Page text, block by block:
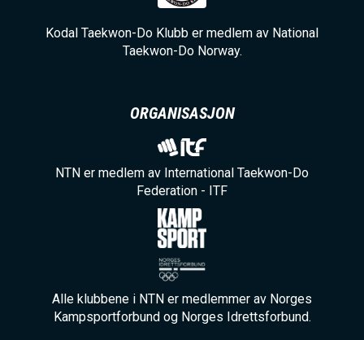
Kodal Taekwon-Do Klubb er medlem av National
Taekwon-Do Norway.
ORGANISASJON
NTN er medlem av International Taekwon-Do
Federation - ITF
Alle klubbene i NTN er medlemmer av Norges
Kampsportforbund og Norges Idrettsforbund.